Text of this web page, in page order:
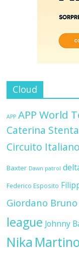
Cloud
APP APP World
Caterina Stenta
Circuito Italiano
Baxter Dawn patrol
Federico Esposito
Giordano
league Johnny
Nika